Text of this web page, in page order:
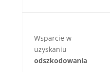
Wsparcie w
uzyskaniu
odszkodowania